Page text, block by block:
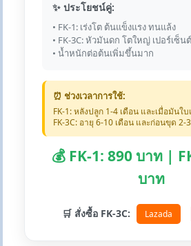
✨ ประโยชน์คู่:
• FK-1: เร่งโต ต้นแข็งแรง ทนแล้ง
• FK-3C: หัวมันดก โตใหญ่ เปอร์เซ็น
• น้ำหนักต่อต้นเพิ่มขึ้นมาก
⏰ ช่วงเวลาการใช้:
FK-1: หลังปลูก 1-4 เดือน และเมื่อมันใบ
FK-3C: อายุ 6-10 เดือน และก่อนขุด 2-
💰 FK-1: 890 บาท |
บาท
🛒 สั่งซื้อ FK-3C: Lazada